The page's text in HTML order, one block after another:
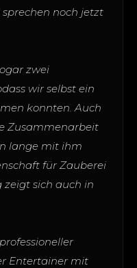
noch jetzt
zwei
wir selbst ein
konnten. Auch
Zusammenarbeit
lange mit ihm
für Zauberei
zeigt sich auch in
Entertainer mit